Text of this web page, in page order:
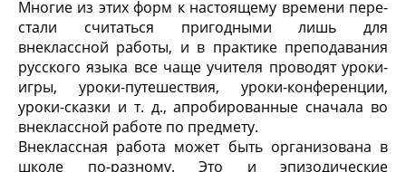
Многие из этих форм к настоящему времени пере­
стали считаться пригодными лишь для
внеклассной работы, и в практике преподавания
русского языка все чаще учителя проводят уроки-
игры, уроки-путешествия, уроки-конферен­ции,
уроки-сказки и т. д., апробированные сначала во
внекласс­ной работе по предмету.
Внеклассная работа может быть организована в
школе по-разному. Это и эпизодические